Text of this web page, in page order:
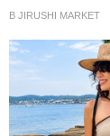
B JIRUSHI MARKET